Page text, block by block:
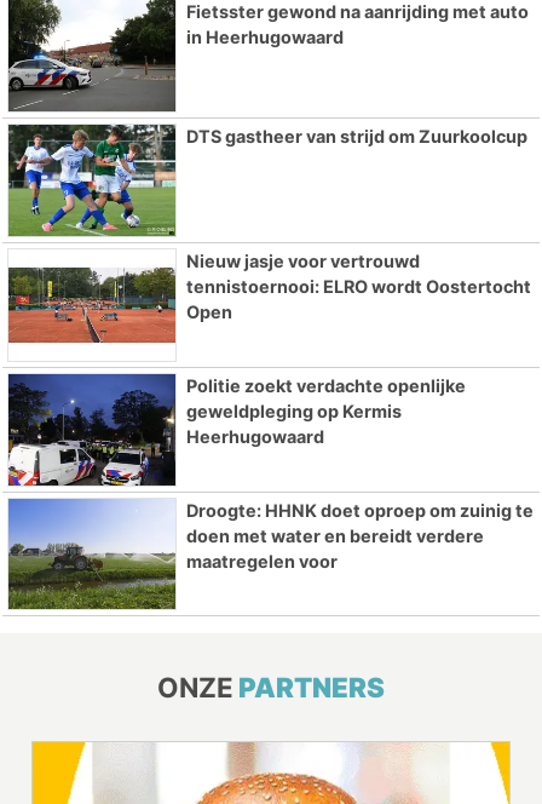
Fietsster gewond na aanrijding met auto
in Heerhugowaard
DTS gastheer van strijd om Zuurkoolcup
Nieuw jasje voor vertrouwd
tennistoernooi: ELRO wordt Oostertocht
Open
Politie zoekt verdachte openlijke
geweldpleging op Kermis
Heerhugowaard
Droogte: HHNK doet oproep om zuinig te
doen met water en bereidt verdere
maatregelen voor
ONZE PARTNERS